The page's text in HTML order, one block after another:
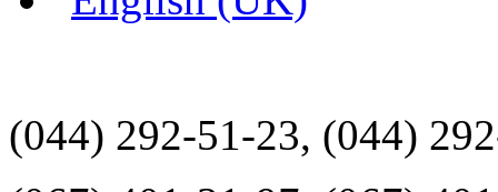
(044) 292-51-23, (044)